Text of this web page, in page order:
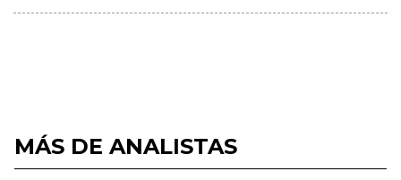
MÁS DE ANALISTAS